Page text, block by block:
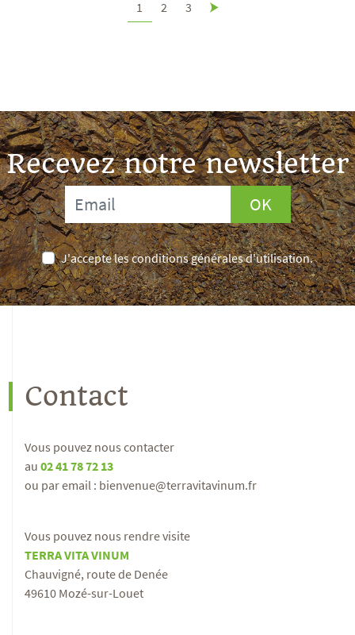
1 2 3
Recevez notre newsletter
OK
J'accepte les conditions générales d'utilisation.
Contact
Vous pouvez nous contacter
au 02 41 78 72 13
ou par email : bienvenue@terravitavinum.fr
Vous pouvez nous rendre visite
TERRA VITA VINUM
Chauvigné, route de Denée
49610 Mozé-sur-Louet